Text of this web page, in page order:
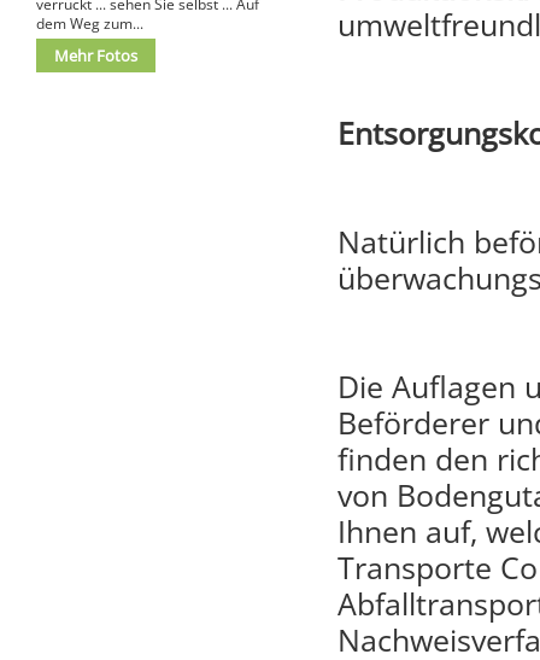
verrückt ... sehen Sie selbst ... Auf
dem Weg zum...
Mehr Fotos
Natürlich
Die Auflagen
Beförderer
finden den
von
Ihnen auf,
Transporte